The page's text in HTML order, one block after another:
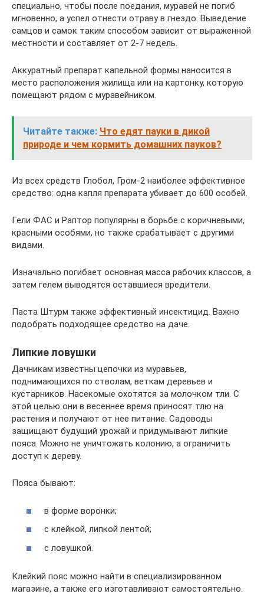
специально, чтобы после поедания, муравей не погиб
мгновенно, а успел отнести отраву в гнездо. Выведение
самцов и самок таким способом зависит от выраженной
местности и составляет от 2-7 недель.
Аккуратный препарат капельной формы наносится в
место расположения жилища или на картонку, которую
помещают рядом с муравейником.
Читайте также: Что едят пауки в дикой
природе и чем кормить домашних пауков?
Из всех средств Глобол, Гром-2 наиболее эффективное
средство: одна капля препарата убивает до 600 особей.
Гели ФАС и Раптор популярны в борьбе с коричневыми,
красными особями, но также срабатывает с другими
видами.
Изначально погибает основная масса рабочих классов, а
затем гелем выводятся оставшиеся вредители.
Паста Штурм также эффективный инсектицид. Важно
подобрать подходящее средство на даче.
Липкие ловушки
Дачникам известны цепочки из муравьев,
поднимающихся по стволам, веткам деревьев и
кустарников. Насекомые охотятся за молочком тли. С
этой целью они в весеннее время приносят тлю на
растения и получают от нее питание. Садоводы
защищают будущий урожай и придумывают липкие
пояса. Можно не уничтожать колонию, а ограничить
доступ к дереву.
Пояса бывают:
в форме воронки;
с клейкой, липкой лентой;
с ловушкой.
Клейкий пояс можно найти в специализированном
магазине, а также его изготавливают самостоятельно.